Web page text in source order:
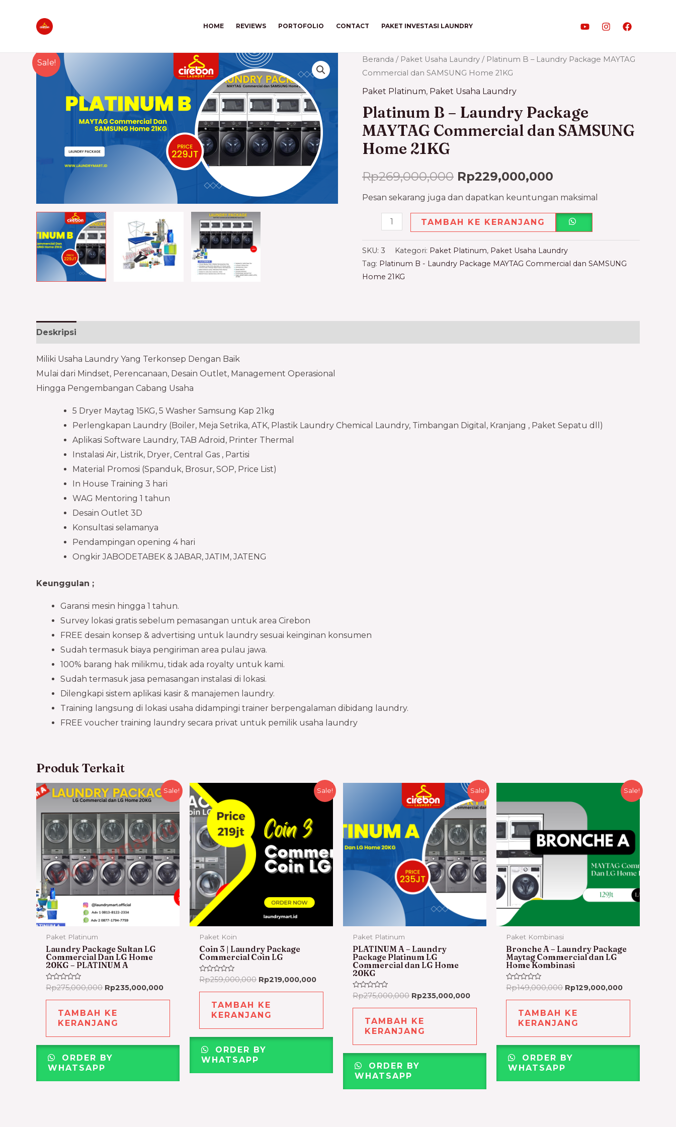
HOME REVIEWS PORTOFOLIO CONTACT PAKET INVESTASI LAUNDRY
Sale! Beranda / Paket Usaha Laundry / Platinum B – Laundry Package MAYTAG
Commercial dan SAMSUNG Home 21KG
Paket Platinum, Paket Usaha Laundry
Platinum B – Laundry Package
MAYTAG Commercial dan SAMSUNG
Home 21KG
Rp269,000,000 Rp229,000,000
Pesan sekarang juga dan dapatkan keuntungan maksimal
TAMBAH KE KERANJANG
SKU: 3 Kategori: Paket Platinum, Paket Usaha Laundry
Tag: Platinum B - Laundry Package MAYTAG Commercial dan SAMSUNG
Home 21KG
Deskripsi
Miliki Usaha Laundry Yang Terkonsep Dengan Baik
Mulai dari Mindset, Perencanaan, Desain Outlet, Management Operasional
Hingga Pengembangan Cabang Usaha
5 Dryer Maytag 15KG, 5 Washer Samsung Kap 21kg​
Perlengkapan Laundry (Boiler, Meja Setrika, ATK, Plastik Laundry Chemical Laundry, Timbangan Digital, Kranjang , Paket Sepatu dll)​​
Aplikasi Software Laundry, TAB Adroid, Printer Thermal​
Instalasi Air, Listrik, Dryer, Central Gas , Partisi​
Material Promosi (Spanduk, Brosur, SOP, Price List)​
In House Training 3 hari​
WAG Mentoring 1 tahun​
Desain Outlet 3D​
Konsultasi selamanya​
Pendampingan opening 4 hari​
Ongkir JABODETABEK & JABAR, JATIM, JATENG​
Keunggulan ;
Garansi mesin hingga 1 tahun.
Survey lokasi gratis sebelum pemasangan untuk area Cirebon
FREE desain konsep & advertising untuk laundry sesuai keinginan konsumen
Sudah termasuk biaya pengiriman area pulau jawa.
100% barang hak milikmu, tidak ada royalty untuk kami.
Sudah termasuk jasa pemasangan instalasi di lokasi.
Dilengkapi sistem aplikasi kasir & manajemen laundry.
Training langsung di lokasi usaha didampingi trainer berpengalaman dibidang laundry.
FREE voucher training laundry secara privat untuk pemilik usaha laundry
Produk Terkait
Sale!
Paket Platinum
Laundry Package Sultan LG
Commercial Dan LG Home
20KG – PLATINUM A
Dinilai
dari
Rp275,000,000 Rp235,000,000
TAMBAH KE
KERANJANG
ORDER BY
WHATSAPP
Sale!
Paket Koin
Coin 3 | Laundry Package
Commercial Coin LG
Dinilai
dari
Rp259,000,000 Rp219,000,000
TAMBAH KE
KERANJANG
ORDER BY
WHATSAPP
Sale!
Paket Platinum
PLATINUM A – Laundry
Package Platinum LG
Commercial dan LG Home
20KG
Dinilai
dari
Rp275,000,000 Rp235,000,000
TAMBAH KE
KERANJANG
ORDER BY
WHATSAPP
Sale!
Paket Kombinasi
Bronche A – Laundry Package
Maytag Commercial dan LG
Home Kombinasi
Dinilai
dari
Rp149,000,000 Rp129,000,000
TAMBAH KE
KERANJANG
ORDER BY
WHATSAPP